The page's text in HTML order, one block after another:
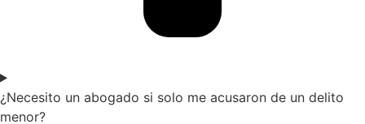
¿Necesito un abogado si solo me acusaron de un delito
menor?